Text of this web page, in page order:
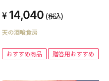
14,040 (税込)
天の酒喰食房
おすすめ商品 贈答用おすすめ